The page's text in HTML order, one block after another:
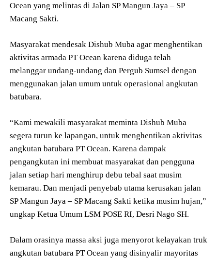
Ocean yang melintas di Jalan SP Mangun Jaya – SP
Macang Sakti.
Masyarakat mendesak Dishub Muba agar menghentikan
aktivitas armada PT Ocean karena diduga telah
melanggar undang-undang dan Pergub Sumsel dengan
menggunakan jalan umum untuk operasional angkutan
batubara.
“Kami mewakili masyarakat meminta Dishub Muba
segera turun ke lapangan, untuk menghentikan aktivitas
angkutan batubara PT Ocean. Karena dampak
pengangkutan ini membuat masyarakat dan pengguna
jalan setiap hari menghirup debu tebal saat musim
kemarau. Dan menjadi penyebab utama kerusakan jalan
SP Mangun Jaya – SP Macang Sakti ketika musim hujan,”
ungkap Ketua Umum LSM POSE RI, Desri Nago SH.
Dalam orasinya massa aksi juga menyorot kelayakan truk
angkutan batubara PT Ocean yang disinyalir mayoritas